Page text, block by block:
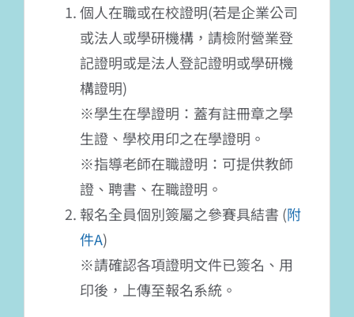
個人在職或在校證明(若是企業公司
或法人或學研機構，請檢附營業登
記證明或是法人登記證明或學研機
構證明)
※學生在學證明：蓋有註冊章之學
生證、學校用印之在學證明。
※指導老師在職證明：可提供教師
證、聘書、在職證明。
報名全員個別簽屬之參賽具結書 (附
件A)
※請確認各項證明文件已簽名、用
印後，上傳至報名系統。